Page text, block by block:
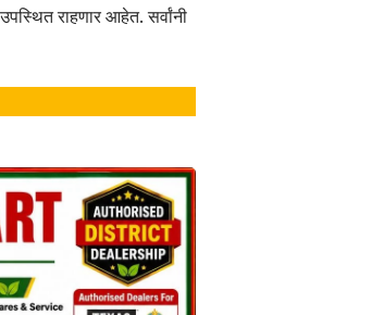
राहणार आहेत. सर्वांनी